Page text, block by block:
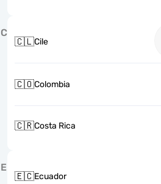
C
🇨🇱Cile
🇨🇴Colombia
🇨🇷Costa Rica
E
🇪🇨Ecuador